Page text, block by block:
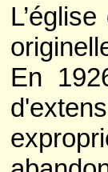
En